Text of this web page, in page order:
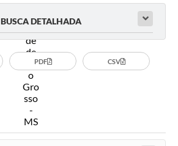
BUSCA DETALHADA
PDF CSV